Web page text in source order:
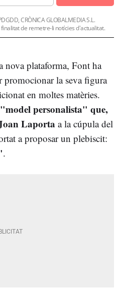
CRÒNICA GLOBALMEDIA S.L.
de remetre-li notícies d'actualitat.
nova plataforma, Font ha
promocionar la seva figura
en moltes matèries.
"model personalista" que,
Laporta a la cúpula del
a proposar un plebiscit:
.